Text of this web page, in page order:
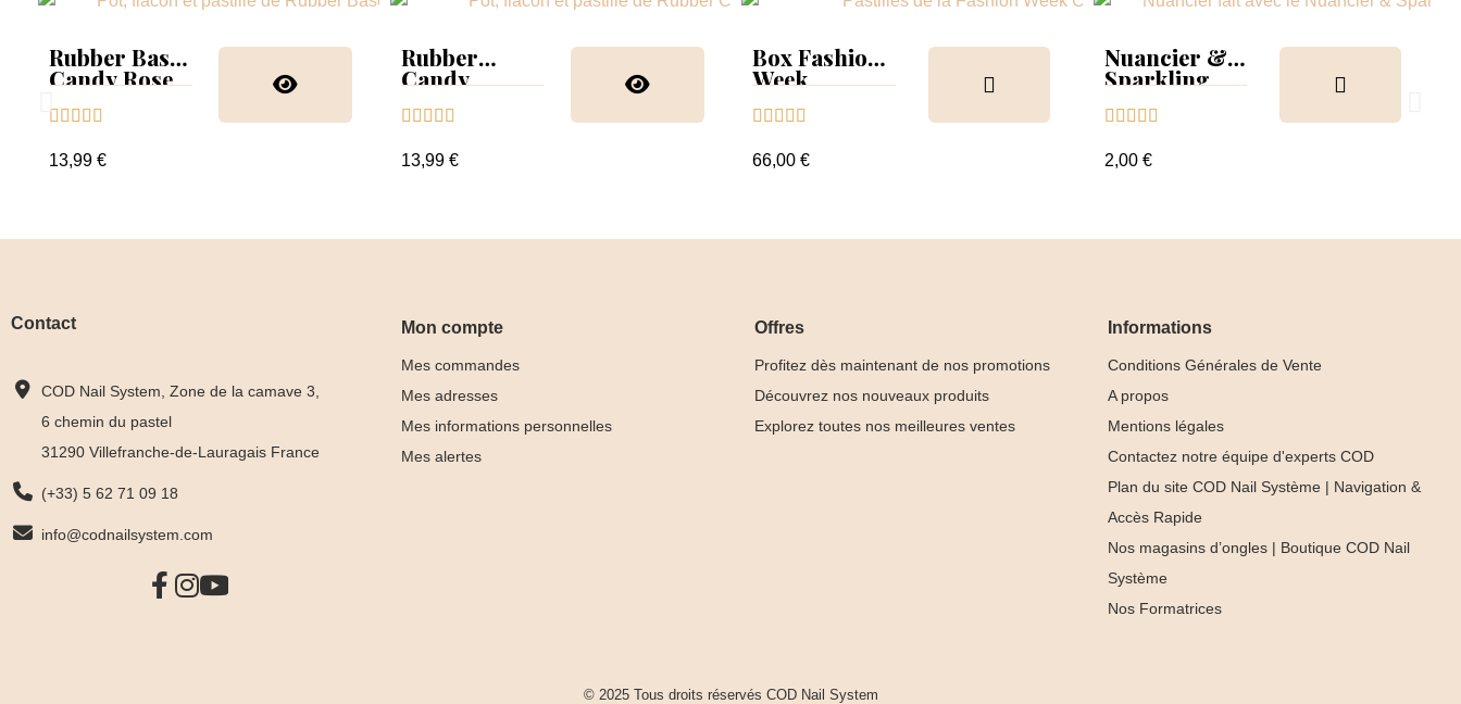
Rubber Base
Candy Rose
    
13,99 €
Rubber
Candy
    
13,99 €
Box Fashion
Week
nuancier
    
66,00 €
Nuancier &
Sparkling
    
2,00 €
Rubber Base
Ultra Pink
Rubber Base
Light Rose
Contact
COD Nail System, Zone de la camave 3,
6 chemin du pastel
31290 Villefranche-de-Lauragais France
(+33) 5 62 71 09 18
info@codnailsystem.com
Mon compte
Mes commandes
Mes adresses
Mes informations personnelles
Mes alertes
Offres
Profitez dès maintenant de nos promotions
Découvrez nos nouveaux produits
Explorez toutes nos meilleures ventes
Informations
Conditions Générales de Vente
A propos
Mentions légales
Contactez notre équipe d'experts COD
Plan du site COD Nail Système | Navigation &
Accès Rapide
Nos magasins d’ongles | Boutique COD Nail
Système
Nos Formatrices
© 2025 Tous droits réservés COD Nail System